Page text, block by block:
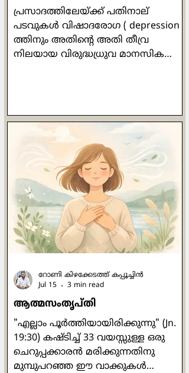
പ്രസാദത്തിലേയ്ക്ക് പതിനാല്
പടവുകള്‍ വിഷാദരോഗ ( depression )
ത്തിനും അതിന്‍റെ അതി തീവ്ര
നിലയായ വിരുദ്ധധ്രുവ മാനസിക
mood mapping ) ത്തിന്‍റെ പതിനാലു
ദിവസത്തെ പഠനം
പൂര്‍ത്തിയാക്കിയശേഷം നാം
അനുബന്ധമായി
മനോനില(Mood)യെക്കുറിച്ച്
പഠിക്കുന്നു . മനോനില അഥവാ മൂഡ്
എന്നത് നമ്മുടെ വ്യക്തിത്വവുമായി
അഭേദ്യമായി ബന്ധപ്പെട്ടിരിക്കുന്നു
എന്ന് നാം കണ്ടു . നാലു തരം
ആത്മസംതൃപ്തി
"എല്ലാം പൂര്‍ത്തിയായിരിക്കുന്നു" (Jn.
19:30) കഷ്ടിച്ച് 33 വയസ്സുള്ള ഒരു
ചെറുപ്പക്കാരന്‍ മരിക്കുന്നതിനു
മുമ്പുപറഞ്ഞ ഈ വാക്കുകള്‍
റോണി കിഴക്കേടത്ത് കപ്പൂച്ചിന്‍
Jul 15
3 min read